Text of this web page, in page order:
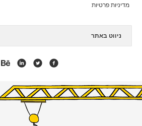
מדיניות פרטיות
ניווט באתר
אנימציה